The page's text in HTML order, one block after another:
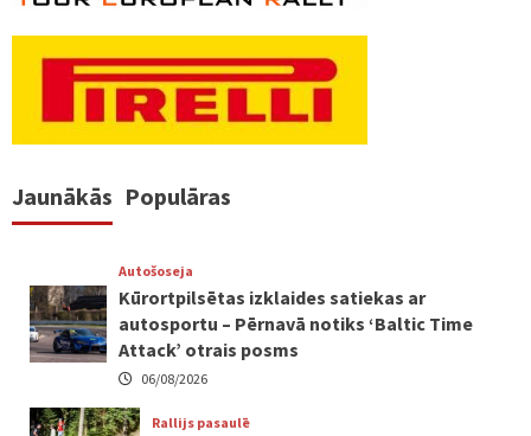
Jaunākās Populāras
Autošoseja
Kūrortpilsētas izklaides satiekas ar
autosportu – Pērnavā notiks ‘Baltic Time
Attack’ otrais posms
06/08/2026
Rallijs pasaulē